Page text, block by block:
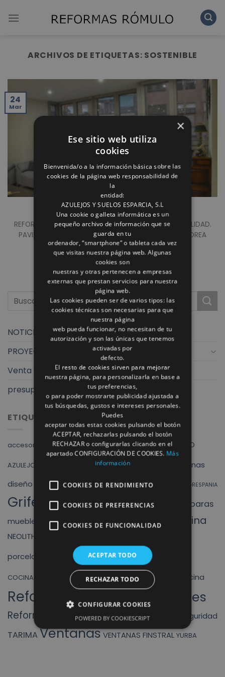
ARCHIVOS DE ETIQUETAS: SOSTENIBLE
REFORMA INTEGRAL VIVIENDA EN ALBACETE
REFORMA REALIZADA CON MATERIALES DE PRIMERA CALIDAD.
PAVIMENTO VIVIENDA PORCELANICO MODELO MARMOREA
PULPIS 60×120 (GRESPANIA). [...]
24
Mar
NOTICIAS
PROYECTOS
Venta y exposición
presupuestos finstral
ETIQUETAS
accesorios baño AlbaceteALVICARMARIOS AZULEJO
AZULEJOS baño bañoscocina
cocinas
diseño
ducha DUCHAS exposicion finstral GRESPANIA
Griferias HIDRAULICOS INODORO liquidacion mamparas
mueble baño MUEBLES BAÑO muebles cocina
NEOLITH
porcelanicos puertasReforma REFORMA DE
COCINA Reformar baños reformar cocina
Reformas Reformas integrales
Reformas RómuloROCA ROYO SANITARIOS seguridad
TARIMAVentanasVENTANAS FINSTRAL YURBA
×
Ese sitio web utiliza
cookies
Bienvenida/o a la información básica sobre las
cookies de la página web responsabilidad de
la
entidad:
AZULEJOS Y SUELOS ESPARCIA, S.L
Una cookie o galleta informática es un
pequeño archivo de información que se
guarda en tu
ordenador, “smartphone” o tableta cada vez
que visitas nuestra página web. Algunas
cookies son
nuestras y otras pertenecen a empresas
externas que prestan servicios para nuestra
página web.
Las cookies pueden ser de varios tipos: las
cookies técnicas son necesarias para que
nuestra página
web pueda funcionar, no necesitan de tu
autorización y son las únicas que tenemos
activadas por
defecto.
El resto de cookies sirven para mejorar
nuestra página, para personalizarla en base a
tus preferencias,
o para poder mostrarte publicidad ajustada a
tus búsquedas, gustos e intereses personales.
Puedes
aceptar todas estas cookies pulsando el botón
ACEPTAR, rechazarlas pulsando el botón
RECHAZAR o configurarlas clicando en el
apartado CONFIGURACIÓN DE COOKIES. Más
información
COOKIES DE RENDIMIENTO
COOKIES DE PREFERENCIAS
COOKIES DE FUNCIONALIDAD
ACEPTAR TODO
RECHAZAR TODO
CONFIGURAR COOKIES
POWERED BY COOKIESCRIPT